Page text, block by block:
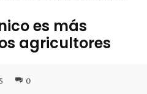
es más
agricultores
0